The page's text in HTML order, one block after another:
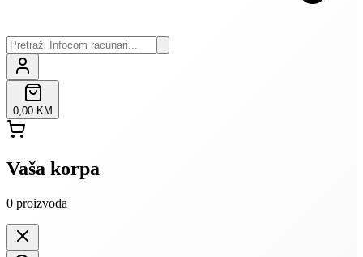
0,00 KM
Vaša korpa
0 proizvoda